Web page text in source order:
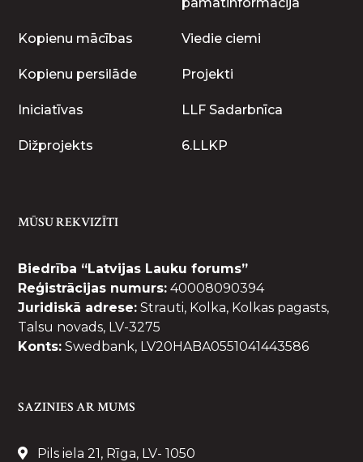
Kopienu mācības Viedie ciemi
Kopienu persilāde Projekti
Iniciatīvas LLF Sadarbnīca
Dižprojekts 6.LLKP
MŪSU REKVIZĪTI
Biedrība “Latvijas Lauku forums”
Reģistrācijas numurs: 40008090394
Juridiskā adrese: Strauti, Kolka, Kolkas pagasts,
Talsu novads, LV-3275
Konts: Swedbank, LV20HABA0551041443586
SAZINIES AR MUMS
Pils iela 21, Rīga, LV- 1050